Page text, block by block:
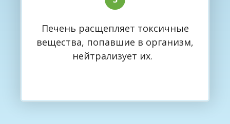
Печень расщепляет токсичные
вещества, попавшие в организм,
нейтрализует их.